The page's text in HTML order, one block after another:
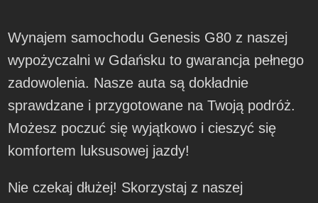
Wynajem samochodu Genesis G80 z naszej
wypożyczalni w Gdańsku to gwarancja pełnego
zadowolenia. Nasze auta są dokładnie
sprawdzane i przygotowane na Twoją podróż.
Możesz poczuć się wyjątkowo i cieszyć się
komfortem luksusowej jazdy!
Nie czekaj dłużej! Skorzystaj z naszej